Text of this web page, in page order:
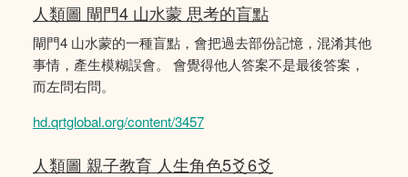
人類圖 閘門4 山水蒙 思考的盲點
閘門4 山水蒙的一種盲點，會把過去部份記憶，混淆其他
事情，產生模糊誤會。 會覺得他人答案不是最後答案，
而左問右問。
hd.qrtglobal.org/content/3457
人類圖 親子教育 人生角色5爻6爻